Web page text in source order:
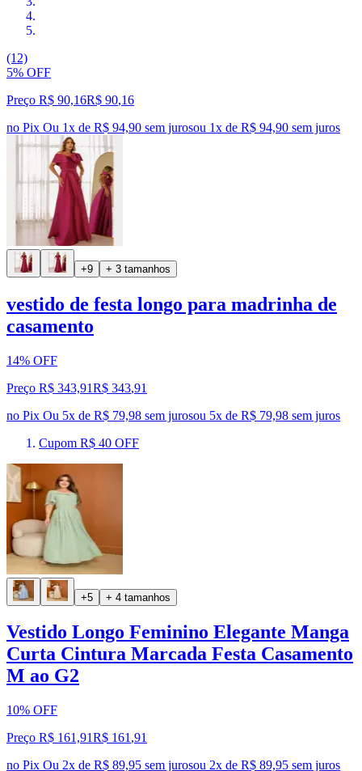
(12)
5% OFF
Preço R$ 90,16R$ 90,16
no Pix Ou 1x de R$ 94,90 sem jurosou 1x de R$ 94,90 sem juros
+9 + 3 tamanhos
vestido de festa longo para madrinha de
casamento
14% OFF
Preço R$ 343,91R$ 343,91
no Pix Ou 5x de R$ 79,98 sem jurosou 5x de R$ 79,98 sem juros
Cupom R$ 40 OFF
+5 + 4 tamanhos
Vestido Longo Feminino Elegante Manga
Curta Cintura Marcada Festa Casamento
M ao G2
10% OFF
Preço R$ 161,91R$ 161 ,91
no Pix Ou 2x de R$ 89,95 sem jurosou 2x de R$ 89,95 sem juros